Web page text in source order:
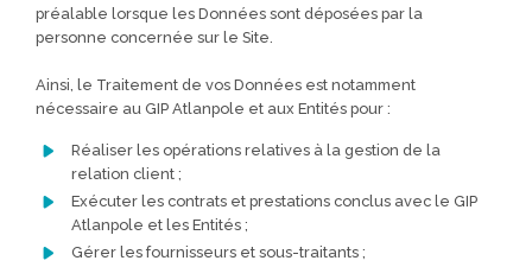
préalable lorsque les Données sont déposées par la
personne concernée sur le Site.
Ainsi, le Traitement de vos Données est notamment
nécessaire au GIP Atlanpole et aux Entités pour :
Réaliser les opérations relatives à la gestion de la
relation client ;
Exécuter les contrats et prestations conclus avec le GIP
Atlanpole et les Entités ;
Gérer les fournisseurs et sous-traitants ;